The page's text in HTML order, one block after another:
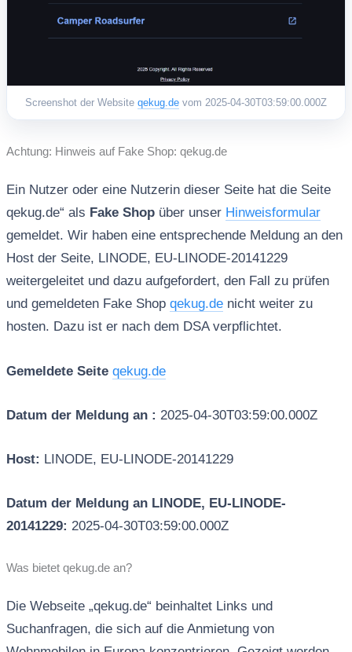
Screenshot der Website qekug.de vom 2025-04-30T03:59:00.000Z
Achtung: Hinweis auf Fake Shop: qekug.de
Ein Nutzer oder eine Nutzerin dieser Seite hat die Seite
qekug.de“ als Fake Shopüber unser Hinweisformular
gemeldet. Wir haben eine entsprechende Meldung an den
Host der Seite, LINODE, EU-LINODE-20141229
weitergeleitet und dazu aufgefordert, den Fall zu prüfen
und gemeldeten Fake Shop qekug.denicht weiter zu
hosten. Dazu ist er nach dem DSA verpflichtet.
Gemeldete Seite qekug.de
Datum der Meldung an : 2025-04-30T03:59:00.000Z
Host: LINODE, EU-LINODE-20141229
Datum der Meldung an LINODE, EU-LINODE-
20141229: 2025-04-30T03:59:00.000Z
Was bietet qekug.de an?
Die Webseite „qekug.de“ beinhaltet Links und
Suchanfragen, die sich auf die Anmietung von